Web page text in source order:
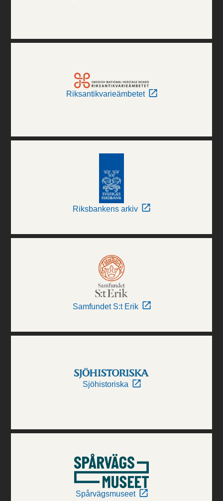
Riksantikvarieämbetet
Riksbankens arkiv
Samfundet S:t Erik
Sjöhistoriska
Spårvägsmuseet